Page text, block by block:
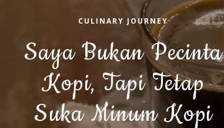
CULINARY JOURNEY
Saya Bukan Pecinta
Kopi, Tapi Tetap
Suka Minum Kopi